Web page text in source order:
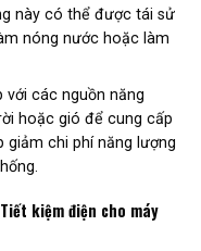
này có thể được tái sử
nóng nước hoặc làm
với các nguồn năng
hoặc gió để cung cấp
giảm chi phí năng lượng
Tiết kiệm điện cho máy